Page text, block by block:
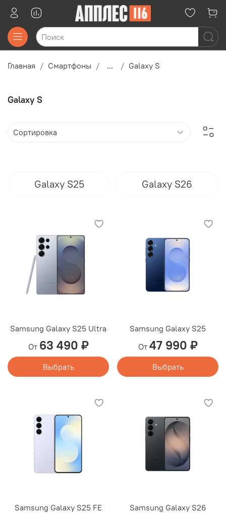
Главная Смартфоны ... Galaxy S
Galaxy S
Galaxy S25 Galaxy S26
Samsung Galaxy S25 Ultra
От 63 490 ₽
Выбрать
Samsung Galaxy S25
От 47 990 ₽
Выбрать
Samsung Galaxy S25 FE
Samsung Galaxy S26